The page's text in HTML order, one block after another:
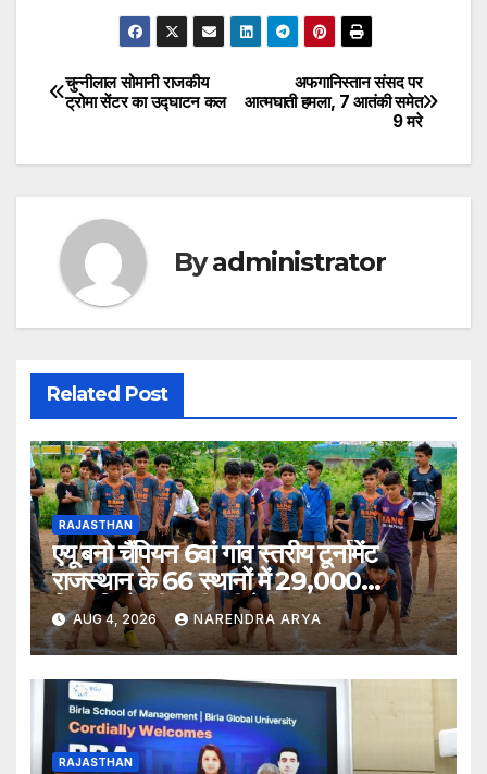
Post
अफगानिस्तान संसद पर
आत्‍मघाती हमला, 7 आतंकी समेत
9 मरे
चुन्नीलाल सोमानी राजकीय
ट्रोमा सेंटर का उद्घाटन कल
Byadministrator
Related Post
RAJASTHAN
एयू बनो चैंपियन 6वां गांव स्तरीय टूर्नामेंट
राजस्थान के 66 स्थानों में 29,000
खिलाड़ियों की भागीदारी के साथ संपन्न हुआ
AUG 4, 2026 NARENDRA ARYA
RAJASTHAN